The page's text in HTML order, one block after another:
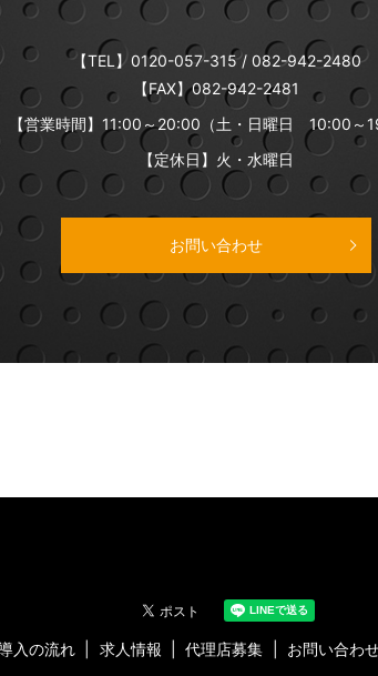
【TEL】 0120-057-315/ 082-942-2480
【FAX】082-942-2481
【営業時間】11:00～20:00 （土・日曜日 10:00～
【定休日】火・水曜日
お問い合わせ
入の流れ 求人情報 代理店募集 お問い合わ